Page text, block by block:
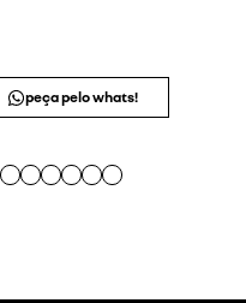
peça pelo whats!